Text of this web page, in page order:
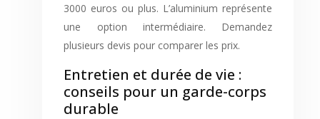
3000 euros ou plus. L’aluminium représente
une option intermédiaire. Demandez
plusieurs devis pour comparer les prix.
Entretien et durée de vie :
conseils pour un garde-corps
durable